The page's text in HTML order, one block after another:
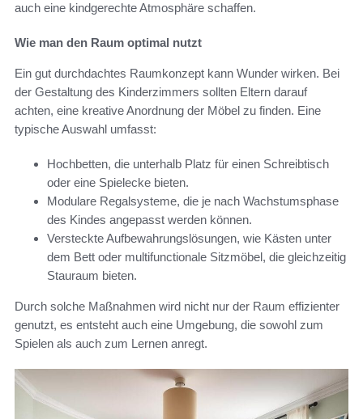
auch eine kindgerechte Atmosphäre schaffen.
Wie man den Raum optimal nutzt
Ein gut durchdachtes Raumkonzept kann Wunder wirken. Bei
der Gestaltung des Kinderzimmers sollten Eltern darauf
achten, eine kreative Anordnung der Möbel zu finden. Eine
typische Auswahl umfasst:
Hochbetten, die unterhalb Platz für einen Schreibtisch
oder eine Spielecke bieten.
Modulare Regalsysteme, die je nach Wachstumsphase
des Kindes angepasst werden können.
Versteckte Aufbewahrungslösungen, wie Kästen unter
dem Bett oder multifunctionale Sitzmöbel, die gleichzeitig
Stauraum bieten.
Durch solche Maßnahmen wird nicht nur der Raum effizienter
genutzt, es entsteht auch eine Umgebung, die sowohl zum
Spielen als auch zum Lernen anregt.